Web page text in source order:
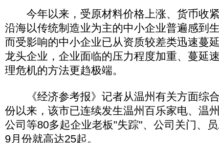
今年以来，受原材料价格上涨、货币收
沿海以传统制造业为主的中小企业普遍感到
而受影响的中小企业已从资质较差类迅速蔓
龙头企业，企业面临的压力程度加重、蔓延
理危机的方法更趋极端。
《经济参考报》记者从温州有关方面综
份以来，该市已连续发生温州百乐家电、温
公司等80多起企业老板"失踪"、公司关门、
9月份就高达25起。